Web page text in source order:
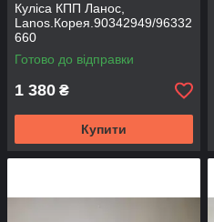
Куліса КПП Ланос,
Lanos.Корея.90342949/96332
660
Готово до відправки
1 380 ₴
Купити